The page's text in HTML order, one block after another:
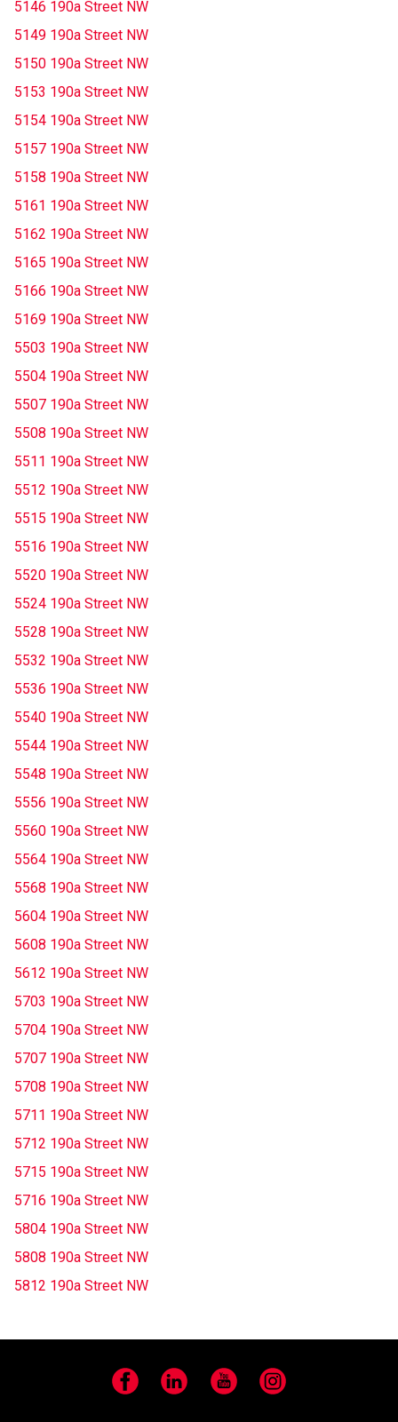
5146 190a Street NW
5149 190a Street NW
5150 190a Street NW
5153 190a Street NW
5154 190a Street NW
5157 190a Street NW
5158 190a Street NW
5161 190a Street NW
5162 190a Street NW
5165 190a Street NW
5166 190a Street NW
5169 190a Street NW
5503 190a Street NW
5504 190a Street NW
5507 190a Street NW
5508 190a Street NW
5511 190a Street NW
5512 190a Street NW
5515 190a Street NW
5516 190a Street NW
5520 190a Street NW
5524 190a Street NW
5528 190a Street NW
5532 190a Street NW
5536 190a Street NW
5540 190a Street NW
5544 190a Street NW
5548 190a Street NW
5556 190a Street NW
5560 190a Street NW
5564 190a Street NW
5568 190a Street NW
5604 190a Street NW
5608 190a Street NW
5612 190a Street NW
5703 190a Street NW
5704 190a Street NW
5707 190a Street NW
5708 190a Street NW
5711 190a Street NW
5712 190a Street NW
5715 190a Street NW
5716 190a Street NW
5804 190a Street NW
5808 190a Street NW
5812 190a Street NW
Facebook LinkedIn YouTube Instagram